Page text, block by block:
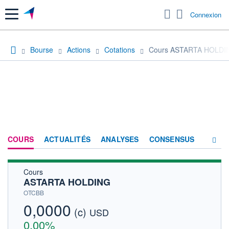
Menu Connexion
Bourse Actions Cotations Cours ASTARTA
COURS ACTUALITÉS ANALYSES CONSENSUS
Cours
ASTARTA HOLDING
OTCBB
0,0000 (c) USD
0,00%